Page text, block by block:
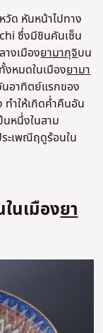
วัด หันหน้าไปทาง
ซึ่งมีชินคันเซ็น
างเมืองยามากุจิบน
งหมดในเมืองยามา
นอาทิตย์แรกของ
ำให้เกิดค่ำคืนอัน
นหนึ่งในสาม
ะเพณีฤดูร้อนใน
นเมืองยา